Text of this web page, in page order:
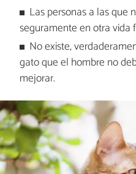
Las personas a las que
seguramente en otra vida
No existe,
gato que el hombre no
mejorar.